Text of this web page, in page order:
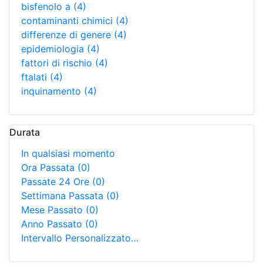
bisfenolo a (4)
contaminanti chimici (4)
differenze di genere (4)
epidemiologia (4)
fattori di rischio (4)
ftalati (4)
inquinamento (4)
Durata
In qualsiasi momento
Ora Passata (0)
Passate 24 Ore (0)
Settimana Passata (0)
Mese Passato (0)
Anno Passato (0)
Intervallo Personalizzato…